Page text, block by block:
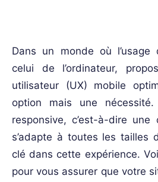
Dans un monde où l’usage
celui de l’ordinateur,
utilisateur (UX) mobile
option mais une
responsive, c’est-à-dire
s’adapte à toutes les tailles
clé dans cette expérience.
pour vous assurer que votre